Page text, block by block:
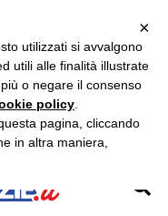
×
utilizzati si avvalgono
utili alle finalità illustrate
o negare il consenso
policy
pagina, cliccando
in altra maniera,